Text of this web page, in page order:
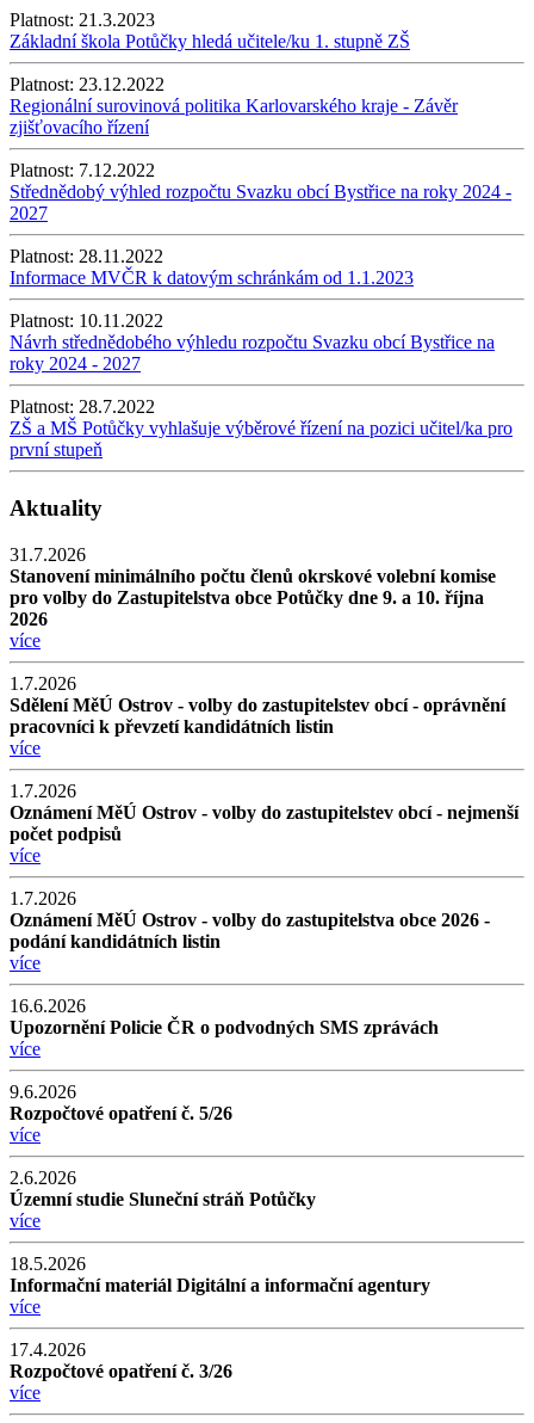
Platnost: 21.3.2023
Základní škola Potůčky hledá učitele/ku 1. stupně ZŠ
Platnost: 23.12.2022
Regionální surovinová politika Karlovarského kraje - Závěr
zjišťovacího řízení
Platnost: 7.12.2022
Střednědobý výhled rozpočtu Svazku obcí Bystřice na roky 2024 -
2027
Platnost: 28.11.2022
Informace MVČR k datovým schránkám od 1.1.2023
Platnost: 10.11.2022
Návrh střednědobého výhledu rozpočtu Svazku obcí Bystřice na
roky 2024 - 2027
Platnost: 28.7.2022
ZŠ a MŠ Potůčky vyhlašuje výběrové řízení na pozici učitel/ka pro
první stupeň
Aktuality
31.7.2026
Stanovení minimálního počtu členů okrskové volební komise
pro volby do Zastupitelstva obce Potůčky dne 9. a 10. října
2026
více
1.7.2026
Sdělení MěÚ Ostrov - volby do zastupitelstev obcí - oprávnění
pracovníci k převzetí kandidátních listin
více
1.7.2026
Oznámení MěÚ Ostrov - volby do zastupitelstev obcí - nejmenší
počet podpisů
více
1.7.2026
Oznámení MěÚ Ostrov - volby do zastupitelstva obce 2026 -
podání kandidátních listin
více
16.6.2026
Upozornění Policie ČR o podvodných SMS zprávách
více
9.6.2026
Rozpočtové opatření č. 5/26
více
2.6.2026
Územní studie Sluneční stráň Potůčky
více
18.5.2026
Informační materiál Digitální a informační agentury
více
17.4.2026
Rozpočtové opatření č. 3/26
více